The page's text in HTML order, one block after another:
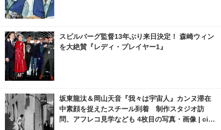
スピルバーグ監督13年ぶり来日決定！ 森崎ウィン
を大絶賛『レディ・プレイヤー1』
坂東龍汰＆岡山天音『我々は宇宙人』カンヌ滞在
中素顔を捉えたスチール到着 制作スタジオ訪
問、アフレコ見学なども 4枚目の写真・画像 | cin